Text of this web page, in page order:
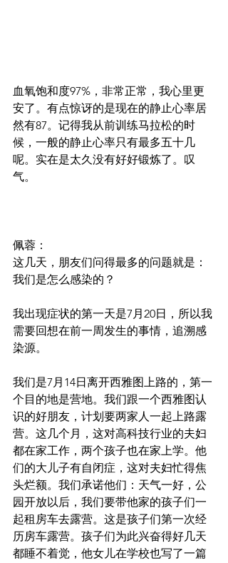
血氧饱和度97%，非常正常，我心里更
安了。有点惊讶的是现在的静止心率居
然有87。记得我从前训练马拉松的时
候，一般的静止心率只有最多五十几
呢。实在是太久没有好好锻炼了。叹
气。
佩蓉：
这几天，朋友们问得最多的问题就是：
我们是怎么感染的？
我出现症状的第一天是7月20日，所以我
需要回想在前一周发生的事情，追溯感
染源。
我们是7月14日离开西雅图上路的，第一
个目的地是营地。我们跟一个西雅图认
识的好朋友，计划要两家人一起上路露
营。这几个月，这对高科技行业的夫妇
都在家工作，两个孩子也在家上学。他
们的大儿子有自闭症，这对夫妇忙得焦
头烂额。我们承诺他们：天气一好，公
园开放以后，我们要带他家的孩子们一
起租房车去露营。这是孩子们第一次经
历房车露营。孩子们为此兴奋得好几天
都睡不着觉，他女儿在学校也写了一篇